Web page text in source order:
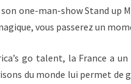
son one-man-show Stand up
vous passerez un
go talent, la France a
du monde lui permet de